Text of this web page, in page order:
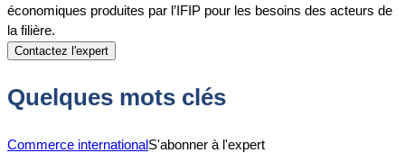
économiques produites par l’IFIP pour les besoins des acteurs de
la filière.
Contactez l'expert
Quelques mots clés
Commerce internationalS'abonner à l'expert